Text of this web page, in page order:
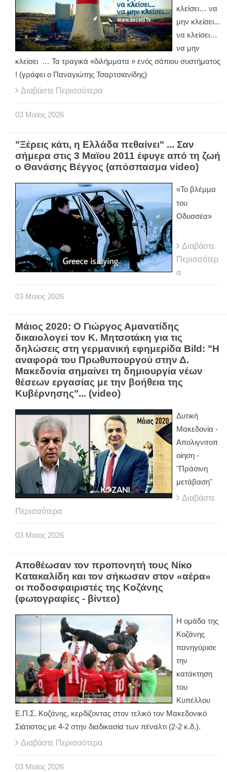
κλείσει… να
μην κλείσει...
να κλείσει…
να μην
κλείσει … Τα τραγικά «διλήμματα » ενός σάπιου συστήματος
! (γράφει ο Παναγιώτης Τσαρτσιανίδης)
Διαβάστε Περισσότερα
03 Μαϊος 2026
"Ξέρεις κάτι, η Ελλάδα πεθαίνει" ... Σαν
σήμερα στις 3 Μαϊου 2011 έφυγε από τη ζωή
ο Θανάσης Βέγγος (απόσπασμα video)
«Το βλέμμα
του
Οδυσσέα»
Διαβάστε
Περισσότερ
α
03 Μαϊος 2026
Μάιος 2020: Ο Γιώργος Αμανατίδης
δικαιολογεί τον Κ. Μητσοτάκη για τις
δηλώσεις στη γερμανική εφημερίδα Bild: "Η
αναφορά του Πρωθυπουργού στην Δ.
Μακεδονία σημαίνει τη δημιουργία νέων
θέσεων εργασίας με την βοήθεια της
Κυβέρνησης"... (video)
Δυτική
Μακεδονία -
Απολιγνιτοπ
οίηση -
"Πράσινη
μετάβαση"
Διαβάστε
Περισσότερα
03 Μαϊος 2026
Αποθέωσαν τον προπονητή τους Νίκο
Κατακαλίδη και τον σήκωσαν στον «αέρα»
οι ποδοσφαιριστές της Κοζάνης
(φωτογραφίες - βίντεο)
Η ομάδα της
Κοζάνης
πανηγύρισε
την
κατάκτηση
του
Κυπέλλου
Ε.Π.Σ. Κοζάνης, κερδίζοντας στον τελικό τον Μακεδονικό
Σιάτιστας με 4-2 στην διαδικασία των πέναλτι (2-2 κ.δ.).
Διαβάστε Περισσότερα
03 Μαϊος 2026